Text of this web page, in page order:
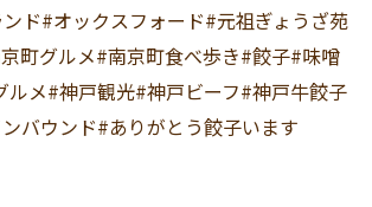
ド#オックスフォード#元祖ぎょうざ苑
町グルメ#南京町食べ歩き#餃子#味噌
ルメ#神戸観光#神戸ビーフ#神戸牛餃子
バウンド#ありがとう餃子います